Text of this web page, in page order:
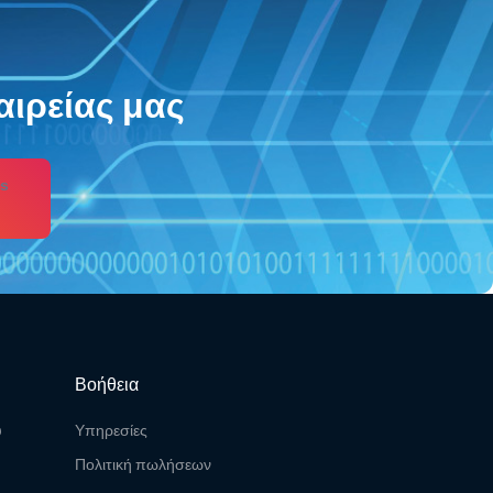
μας
Βοήθεια
Υπηρεσίες
Πολιτική πωλήσεων